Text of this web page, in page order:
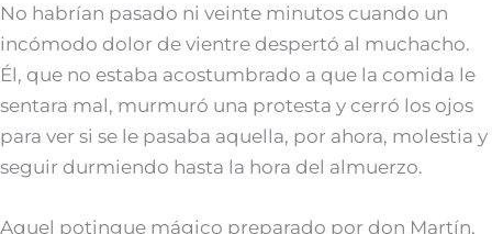
No habrían pasado ni veinte minutos cuando un
incómodo dolor de vientre despertó al muchacho.
Él, que no estaba acostumbrado a que la comida le
sentara mal, murmuró una protesta y cerró los ojos
para ver si se le pasaba aquella, por ahora, molestia y
seguir durmiendo hasta la hora del almuerzo.
Aquel potingue mágico preparado por don Martín,